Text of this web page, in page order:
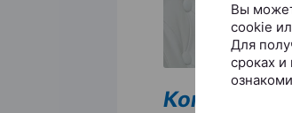
Когда
Вы
cookie
Для
сроках